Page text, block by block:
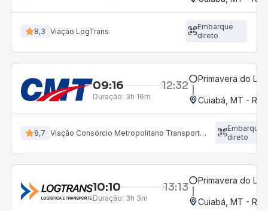
8,3 Viação LogTrans
Embarque
direto
09:16 12:32
Duração: 3h 16m
Primavera do
Cuiabá, MT -
8,7 Viação Consórcio Metropolitano Transporte (CMT)
Embarque
direto
10:10 13:13
Duração: 3h 3m
Primavera do
Cuiabá, MT -